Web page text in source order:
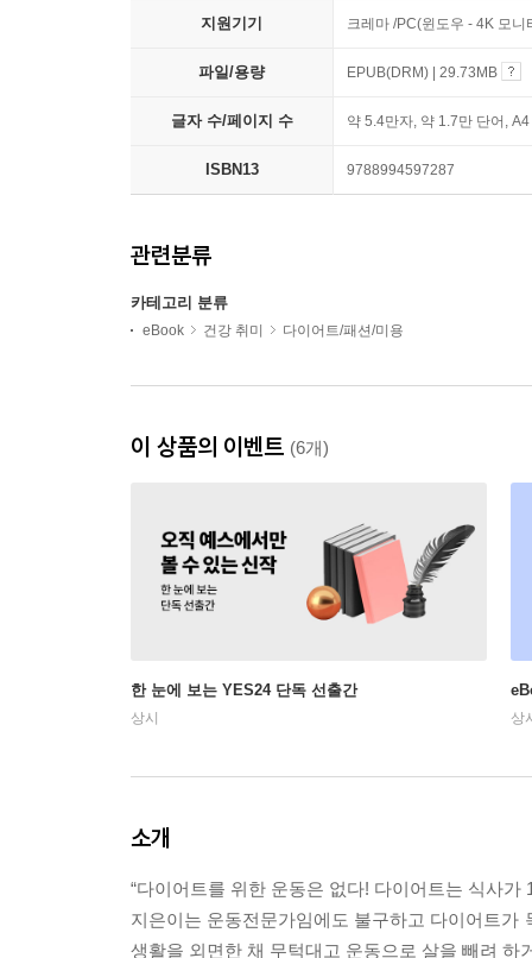
지원기기 크레마 /PC(윈도우 - 4K 모
파일/용량 EPUB(DRM) | 29.73MB
글자 수/페이지 수 약 5.4만자, 약 1.7만 단어,
ISBN13 9788994597287
관련분류
카테고리 분류
eBook 건강 취미 다이어트/패션/미용
이 상품의 이벤트 (6개)
한 눈에 보는 YES24 단독 선출간
상시 상
소개
“다이어트를 위한 운동은 없다! 다이어트는 식사가
지은이는 운동전문가임에도 불구하고 다이어트
생활을 외면한 채 무턱대고 운동으로 살을 빼려